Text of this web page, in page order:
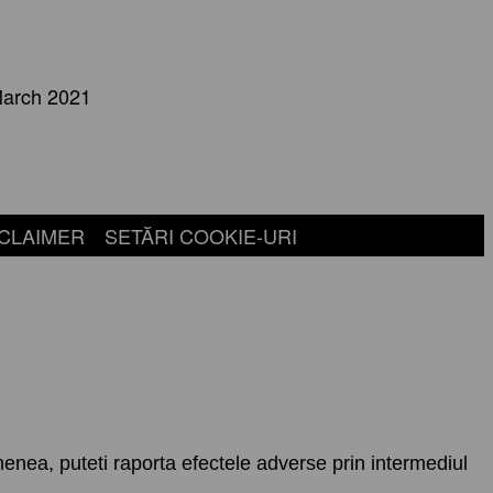
2021
SETĂRI COOKIE-URI
puteti raporta efectele adverse prin intermediul